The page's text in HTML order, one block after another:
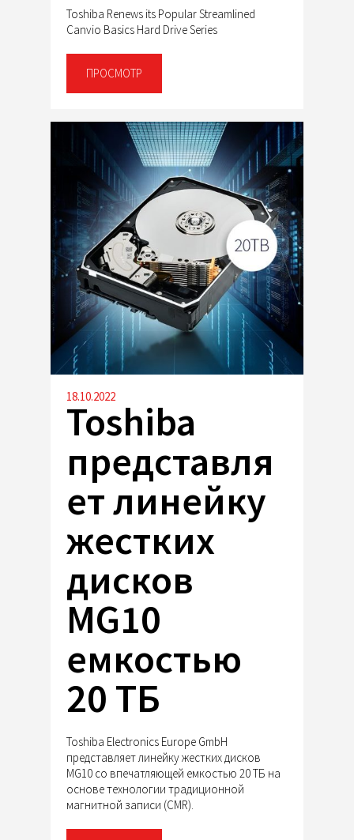
Toshiba Renews its Popular Streamlined
Canvio Basics Hard Drive Series
ПРОСМОТР
18.10.2022
Toshiba
представля
ет линейку
жестких
дисков
MG10
емкостью
20 ТБ
Toshiba Electronics Europe GmbH
представляет линейку жестких дисков
MG10 со впечатляющей емкостью 20 ТБ на
основе технологии традиционной
магнитной записи (CMR).